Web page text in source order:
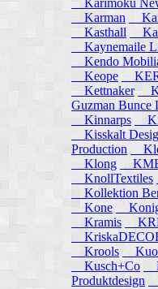
Karimoku
Karman
Kasthall
Kaynemaile
Kendo
Keope
Kettnaker
Guzman Bunce
Kinnarps
Kisskalt
Production
Klong
KnollTextiles
Kollektion
Kone
Kramis
Krools
Kusch+Co
Produktdesign